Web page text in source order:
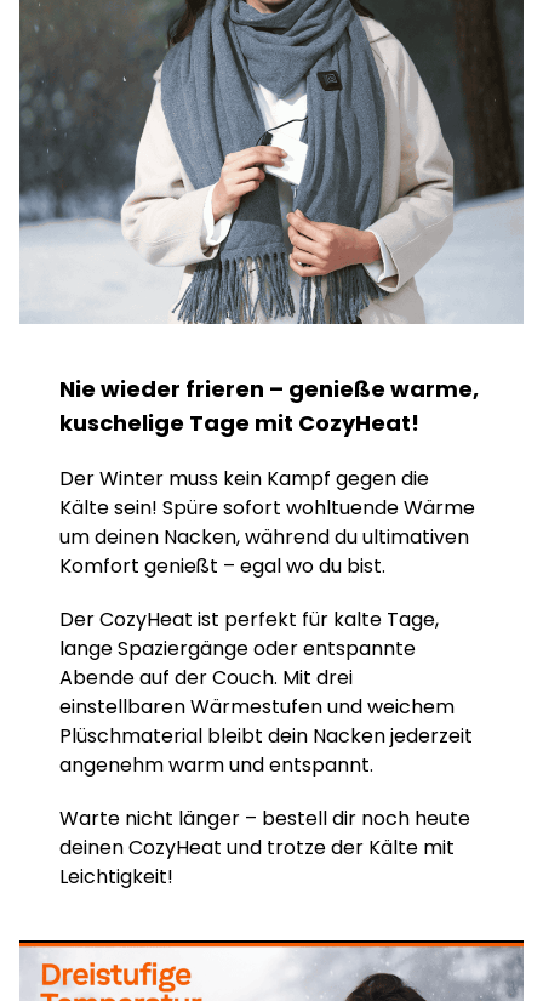
Nie wieder frieren – genieße warme,
kuschelige Tage mit CozyHeat!
Der Winter muss kein Kampf gegen die
Kälte sein! Spüre sofort wohltuende Wärme
um deinen Nacken, während du ultimativen
Komfort genießt – egal wo du bist.
Der CozyHeat ist perfekt für kalte Tage,
lange Spaziergänge oder entspannte
Abende auf der Couch. Mit drei
einstellbaren Wärmestufen und weichem
Plüschmaterial bleibt dein Nacken jederzeit
angenehm warm und entspannt.
Warte nicht länger – bestell dir noch heute
deinen CozyHeat und trotze der Kälte mit
Leichtigkeit!